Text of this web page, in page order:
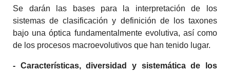
Se darán las bases para la interpretación de los
sistemas de clasificación y definición de los taxones
bajo una óptica fundamentalmente evolutiva, así como
de los procesos macroevolutivos que han tenido lugar.
- Características, diversidad y sistemática de los